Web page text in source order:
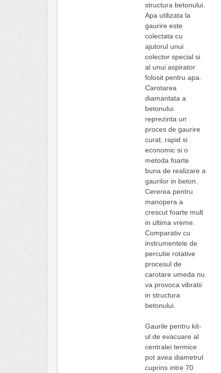
structura betonului.
Apa utilizata la
gaurire este
colectata cu
ajutorul unui
colector special si
al unui aspirator
folosit pentru apa.
Carotarea
diamantata a
betonului
reprezinta un
proces de gaurire
curat, rapid si
economic si o
metoda foarte
buna de realizare a
gaurilor in beton.
Cererea pentru
manopera a
crescut foarte mult
in ultima vreme.
Comparativ cu
instrumentele de
percutie rotative
procesul de
carotare umeda nu
va provoca vibratii
in structura
betonului.
Gaurile pentru kit-
ul de evacuare al
centralei termice
pot avea diametrul
cuprins intre 70